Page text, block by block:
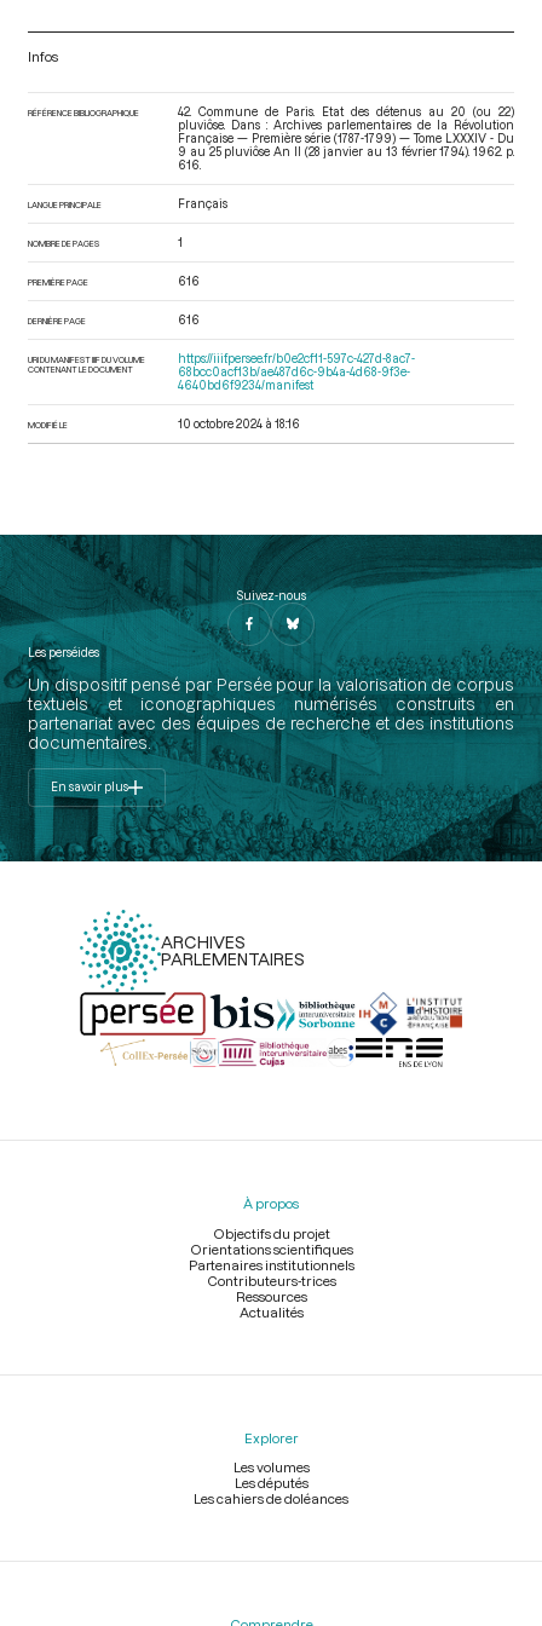
Infos
RÉFÉRENCE BIBLIOGRAPHIQUE
42. Commune de Paris. Etat des détenus au 20 (ou 22)
pluviôse. Dans : Archives parlementaires de la Révolution
Française — Première série (1787-1799) — Tome LXXXIV - Du
9 au 25 pluviôse An II (28 janvier au 13 février 1794) . 1962. p.
616.
LANGUE PRINCIPALE Français
NOMBRE DE PAGES 1
PREMIÈRE PAGE 616
DERNIÈRE PAGE 616
URI DU MANIFEST IIIF DU VOLUME
CONTENANT LE DOCUMENT
https://iiif.persee.fr/b0e2cf11-597c-427d-8ac7-
68bcc0acf13b/ae487d6c-9b4a-4d68-9f3e-
4640bd6f9234/manifest
MODIFIÉ LE 10 octobre 2024 à 18:16
Suivez-nous
Les perséides
Un dispositif pensé par Persée pour la valorisation de corpus
textuels et iconographiques numérisés construits en
partenariat avec des équipes de recherche et des institutions
documentaires.
En savoir plus
ARCHIVES
PARLEMENTAIRES
Menu
À propos
Objectifs du projet
Orientations scientifiques
Partenaires institutionnels
Contributeurs-trices
Ressources
Actualités
Explorer
Les volumes
Les députés
Les cahiers de doléances